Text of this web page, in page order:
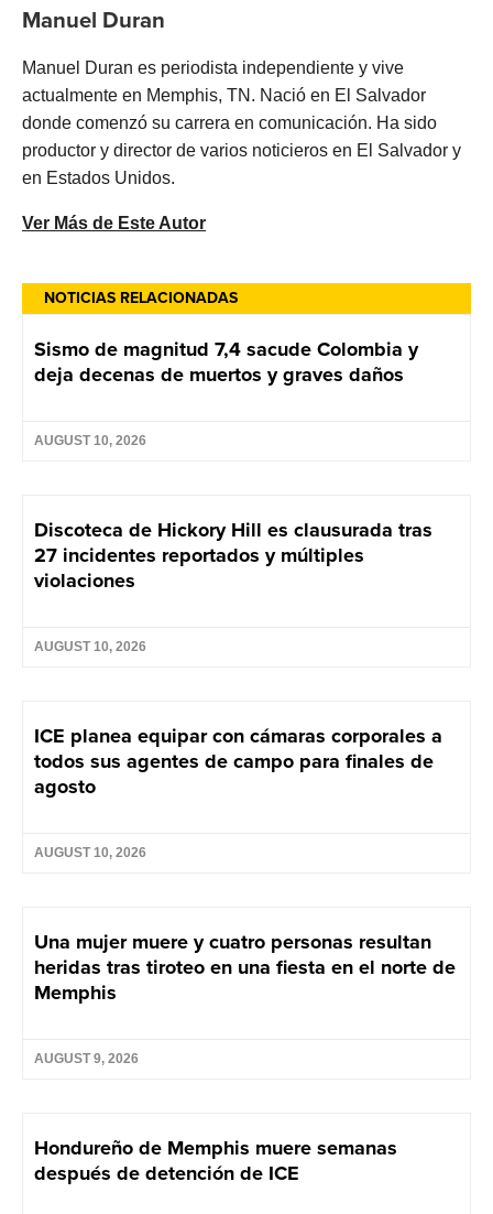
NOTICIAS RELACIONADAS
Sismo de magnitud 7,4 sacude Colombia y
deja decenas de muertos y graves daños
AUGUST 10, 2026
Discoteca de Hickory Hill es clausurada tras
27 incidentes reportados y múltiples
violaciones
AUGUST 10, 2026
ICE planea equipar con cámaras corporales a
todos sus agentes de campo para finales de
agosto
AUGUST 10, 2026
Una mujer muere y cuatro personas resultan
heridas tras tiroteo en una fiesta en el norte de
Memphis
AUGUST 9, 2026
Hondureño de Memphis muere semanas
después de detención de ICE
Manuel Duran
Manuel Duran es periodista independiente y vive
actualmente en Memphis, TN. Nació en El Salvador
donde comenzó su carrera en comunicación. Ha sido
productor y director de varios noticieros en El Salvador y
en Estados Unidos.
Ver Más de Este Autor